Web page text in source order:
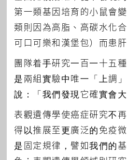
第一類基因培育的小鼠會
類則因為高脂、高碳水化
可口可樂和漢堡包）而患肝
團隊着手研究一百一十五
是兩組實驗中唯一「上調
說：「我們發現它確實會
表觀遺傳學使癌症研究不
得以推展至更廣泛的免疫
是固定規律，譬如我們的